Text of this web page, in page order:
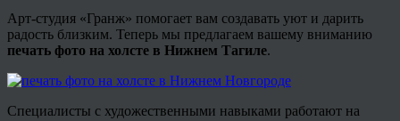
Арт-студия «Гранж» помогает вам создавать уют и дарить
радость близким. Теперь мы предлагаем вашему вниманию
печать фото на холсте в Нижнем Тагиле.
Специалисты с художественными навыками работают на